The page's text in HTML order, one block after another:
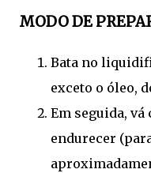
MODO DE
Bata no
exceto o óleo,
Em seguida, vá
endurecer